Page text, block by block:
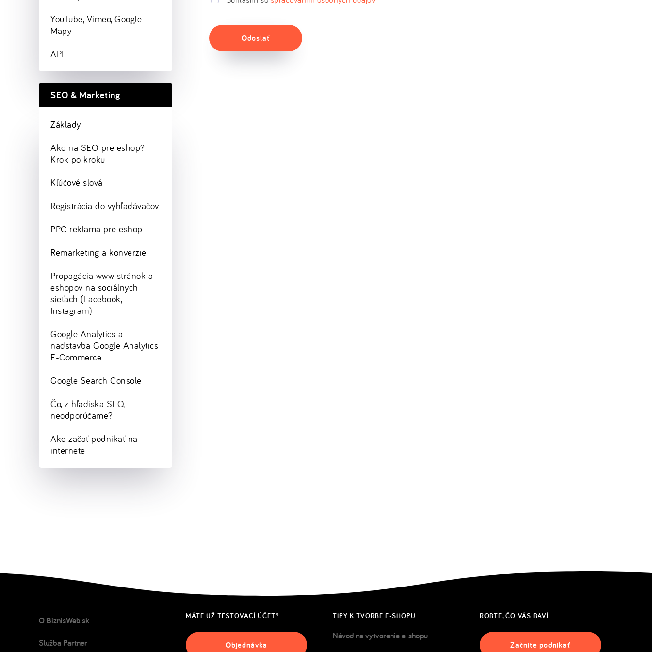
Odoslať
YouTube, Vimeo, Google
Mapy
API
SEO & Marketing
Základy
Ako na SEO pre eshop?
Krok po kroku
Kľúčové slová
Registrácia do vyhľadávačov
PPC reklama pre eshop
Remarketing a konverzie
Propagácia www stránok a
eshopov na sociálnych
sieťach (Facebook,
Instagram)
Google Analytics a
nadstavba Google Analytics
E-Commerce
Google Search Console
Čo, z hľadiska SEO,
neodporúčame?
Ako začať podnikať na
internete
O BiznisWeb.sk
Služba Partner
MÁTE UŽ TESTOVACÍ ÚČET?
Objednávka
TIPY K TVORBE E-SHOPU
Návod na vytvorenie e-shopu
ROBTE, ČO VÁS BAVÍ
Začnite podnikať